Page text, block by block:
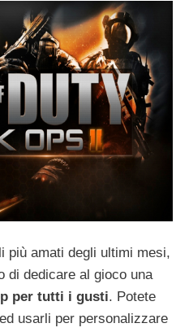
più amati degli ultimi mesi,
di dedicare al gioco una
per tutti i gusti. Potete
usarli per personalizzare